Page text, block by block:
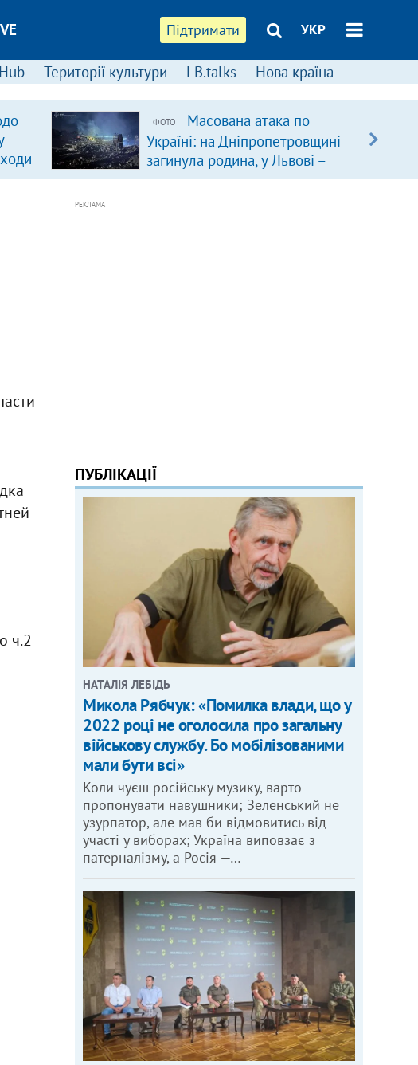
Підтримати УКР
Території культури LB.talks Нова країна
ФОТО
Масована атака по
Україні: на Дніпропетровщині
загинула родина, у Львові –
удар по багатоповерхівках
ч.2
РЕКЛАМА
ПУБЛІКАЦІЇ
НАТАЛІЯ ЛЕБІДЬ
Микола Рябчук: «Помилка влади, що у
2022 році не оголосила про загальну
військову службу. Бо мобілізованими
мали бути всі»
Коли чуєш російську музику, варто
пропонувати навушники; Зеленський не
узурпатор, але мав би відмовитись від
участі у виборах; Україна виповзає з
патерналізму, а Росія —…